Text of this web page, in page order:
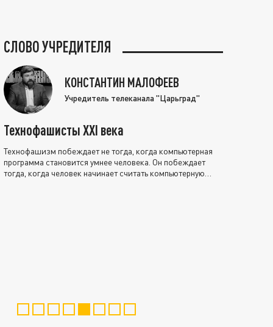
СЛОВО УЧРЕДИТЕЛЯ
КОНСТАНТИН МАЛОФЕЕВ
Учредитель телеканала "Царьград"
Технофашисты XXI века
Технофашизм побеждает не тогда, когда компьютерная
программа становится умнее человека. Он побеждает
тогда, когда человек начинает считать компьютерную